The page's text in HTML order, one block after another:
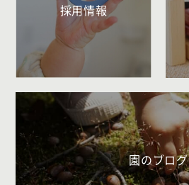
採用情報
園のブログ